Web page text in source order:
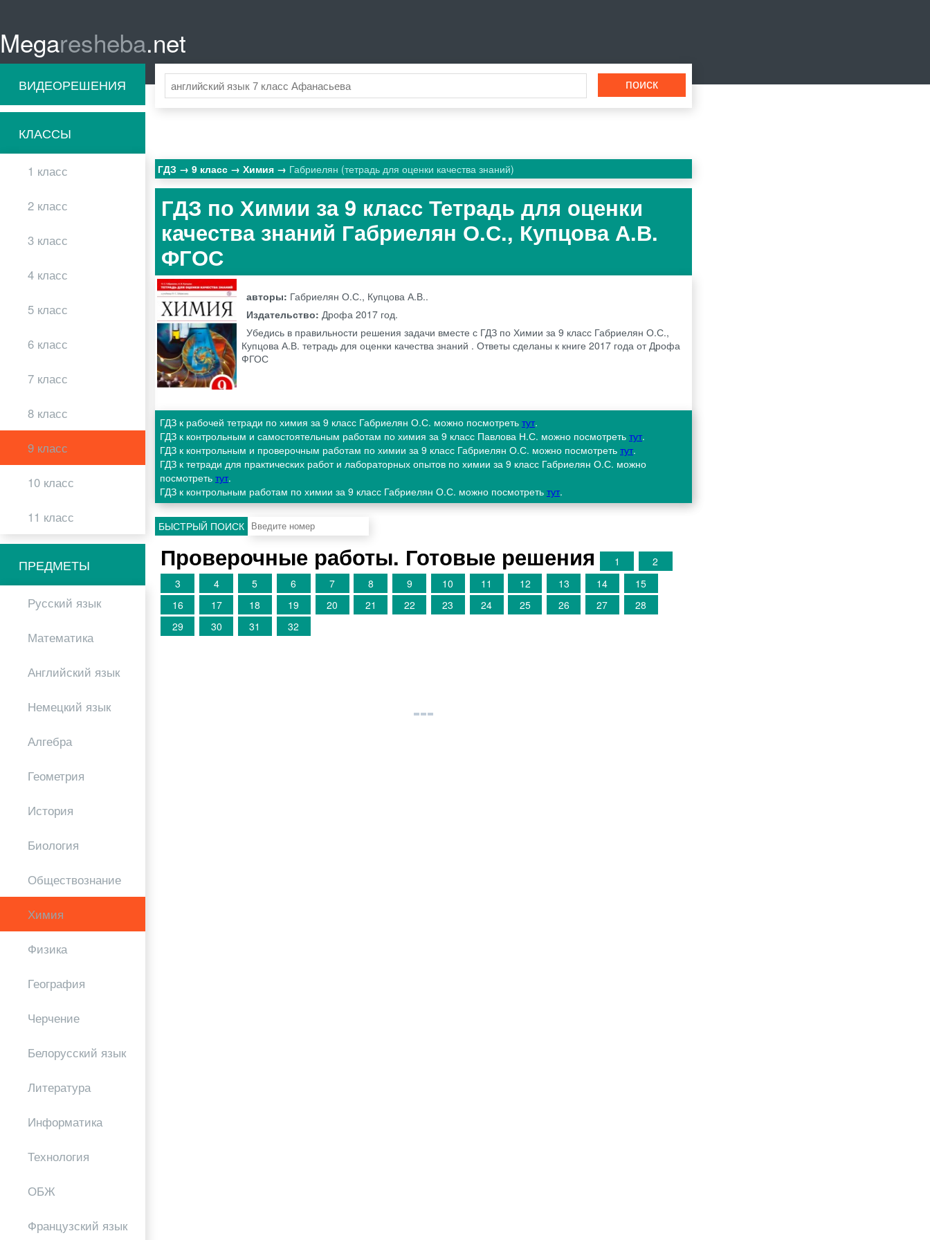
Megaresheba.net
ВИДЕОРЕШЕНИЯ
КЛАССЫ
1 класс
2 класс
3 класс
4 класс
5 класс
6 класс
7 класс
8 класс
9 класс
10 класс
11 класс
ПРЕДМЕТЫ
Русский язык
Математика
Английский язык
Немецкий язык
Алгебра
Геометрия
История
Биология
Обществознание
Химия
Физика
География
Черчение
Белорусский язык
Литература
Информатика
Технология
ОБЖ
Французский язык
ГДЗ 9 класс Химия Габриелян (тетрадь для оценки качества знаний)
ГДЗ по Химии за 9 класс Тетрадь для оценки
качества знаний Габриелян О.С., Купцова А.В.
ФГОС
авторы: Габриелян О.С., Купцова А.В..
Издательство:Дрофа 2017 год.
Убедись в правильности решения задачи вместе с ГДЗ по Химии за 9 класс Габриелян О.С.,
Купцова А.В. тетрадь для оценки качества знаний . Ответы сделаны к книге 2017 года от Дрофа
ФГОС
ГДЗ к рабочей тетради по химия за 9 класс Габриелян О.С. можно посмотреть тут.
ГДЗ к контрольным и самостоятельным работам по химия за 9 класс Павлова Н.С. можно посмотреть тут.
ГДЗ к контрольным и проверочным работам по химии за 9 класс Габриелян О.С. можно посмотреть тут.
ГДЗ к тетради для практических работ и лабораторных опытов по химии за 9 класс Габриелян О.С. можно
посмотреть тут.
ГДЗ к контрольным работам по химии за 9 класс Габриелян О.С. можно посмотреть тут.
БЫСТРЫЙ ПОИСК
Проверочные работы. Готовые решения 1
2
3
4 5 6 7 8 9 10 11 12 13 14
15
16
17 18 19 20 21 22 23 24 25 26 27
28
29
30 31 32